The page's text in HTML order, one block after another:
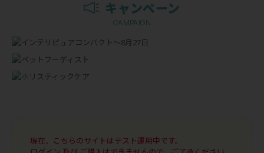
キャンペーン
CAMPAIGN
現在、こちらのサイトはテスト運用中です。